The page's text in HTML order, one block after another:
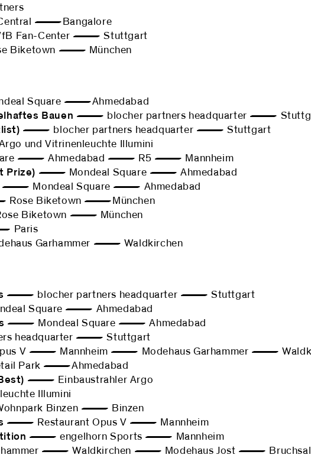
—Bangalore
Fan-Center — Stuttgart
— München
Square —Ahmedabad
Bauen — blocher partners headquarter —
— blocher partners headquarter — Stuttgart
und Vitrinenleuchte Illumini
— Ahmedabad — R5 — Mannheim
Prize) — Mondeal Square — Ahmedabad
— Mondeal Square — Ahmedabad
Biketown —München
Biketown — München
Garhammer — Waldkirchen
— blocher partners headquarter — Stuttgart
Square — Ahmedabad
— Mondeal Square — Ahmedabad
headquarter — Stuttgart
V — Mannheim — Modehaus Garhammer —
Park —Ahmedabad
— Einbaustrahler Argo
Illumini
Binzen — Binzen
— Restaurant Opus V — Mannheim
— engelhorn Sports — Mannheim
— Waldkirchen — Modehaus Jost — Bruchsal